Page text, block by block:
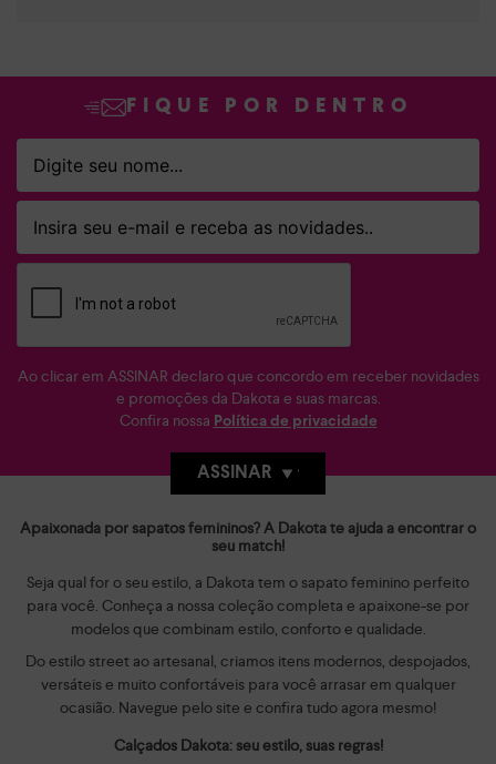
FIQUE POR DENTRO
Ao clicar em ASSINAR declaro que concordo em receber novidades
e promoções da Dakota e suas marcas.
Confira nossa Política de privacidade
ASSINAR
Apaixonada por sapatos femininos? A Dakota te ajuda a encontrar o
seu match!
Seja qual for o seu estilo, a Dakota tem o sapato feminino perfeito
para você. Conheça a nossa coleção completa e apaixone-se por
modelos que combinam estilo, conforto e qualidade.
Do estilo street ao artesanal, criamos itens modernos, despojados,
versáteis e muito confortáveis para você arrasar em qualquer
ocasião. Navegue pelo site e confira tudo agora mesmo!
Calçados Dakota: seu estilo, suas regras!